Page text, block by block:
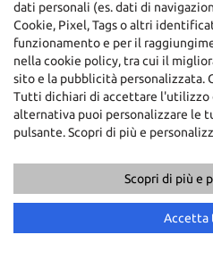
dati personali (es. dati di
Cookie, Pixel, Tags o altri
funzionamento e per il
nella cookie policy, tra cui il
sito e la pubblicità personalizzata.
Tutti dichiari di accettare l'utilizzo
alternativa puoi personalizzare le
pulsante. Scopri di più e
Scopri di più e